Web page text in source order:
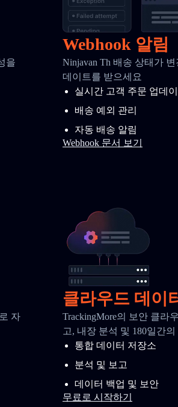
을
Webhook 알림
Ninjavan Th 배송 상태가
데이트를 받으세요
실시간 고객 주문 업데
배송 예외 관리
자동 배송 알림
Webhook 문서 보기
자
클라우드 데이
TrackingMore의 보안 클라
고, 내장 분석 및 180일간
통합 데이터 저장소
분석 및 보고
데이터 백업 및 보안
무료로 시작하기